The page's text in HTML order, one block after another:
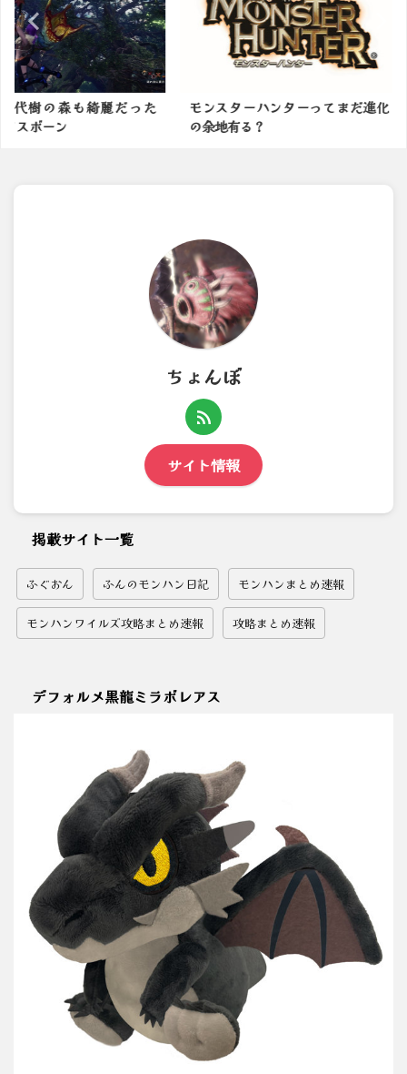
麗だった
モンスターハンターってまだ進化
【サンブ
ちょんぼ
サイト情報
掲載サイト一覧
ふぐおん ふんのモンハン日記 モンハンまとめ速報
モンハンワイルズ攻略まとめ速報 攻略まとめ速報
デフォルメ黒龍ミラボレアス